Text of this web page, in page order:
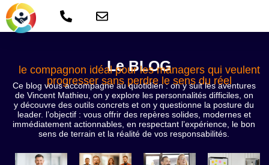
Le BLOG
le compagnon idéal pour les managers qui veulent
progresser sans perdre le sens du réel
Ce blog vous accompagne au quotidien : on y suit les aventures
de Vincent Mathieu, on y explore les personnalités difficiles, on
y découvre des outils concrets et on y questionne la posture du
leader. l’objectif : vous offrir des repères solides, modernes et
immédiatement actionnables, en respectant l’expérience, le bon
sens de terrain et la réalité de vos responsabilités.